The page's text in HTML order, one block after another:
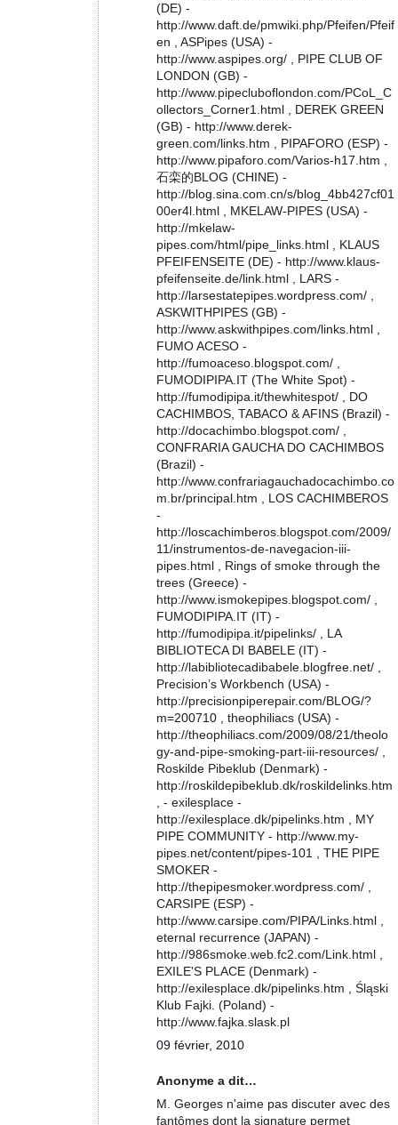
(DE) -
http://www.daft.de/pmwiki.php/Pfeifen/Pfeif
en , ASPipes (USA) -
http://www.aspipes.org/ , PIPE CLUB OF
LONDON (GB) -
http://www.pipecluboflondon.com/PCoL_C
ollectors_Corner1.html , DEREK GREEN
(GB) - http://www.derek-
green.com/links.htm , PIPAFORO (ESP) -
http://www.pipaforo.com/Varios-h17.htm ,
石栾的BLOG (CHINE) -
http://blog.sina.com.cn/s/blog_4bb427cf01
00er4l.html , MKELAW-PIPES (USA) -
http://mkelaw-
pipes.com/html/pipe_links.html , KLAUS
PFEIFENSEITE (DE) - http://www.klaus-
pfeifenseite.de/link.html , LARS -
http://larsestatepipes.wordpress.com/ ,
ASKWITHPIPES (GB) -
http://www.askwithpipes.com/links.html ,
FUMO ACESO -
http://fumoaceso.blogspot.com/ ,
FUMODIPIPA.IT (The White Spot) -
http://fumodipipa.it/thewhitespot/ , DO
CACHIMBOS, TABACO & AFINS (Brazil) -
http://docachimbo.blogspot.com/ ,
CONFRARIA GAUCHA DO CACHIMBOS
(Brazil) -
http://www.confrariagauchadocachimbo.co
m.br/principal.htm , LOS CACHIMBEROS
-
http://loscachimberos.blogspot.com/2009/
11/instrumentos-de-navegacion-iii-
pipes.html , Rings of smoke through the
trees (Greece) -
http://www.ismokepipes.blogspot.com/ ,
FUMODIPIPA.IT (IT) -
http://fumodipipa.it/pipelinks/ , LA
BIBLIOTECA DI BABELE (IT) -
http://labibliotecadibabele.blogfree.net/ ,
Precision’s Workbench (USA) -
http://precisionpiperepair.com/BLOG/?
m=200710 , theophiliacs (USA) -
http://theophiliacs.com/2009/08/21/theolo
gy-and-pipe-smoking-part-iii-resources/ ,
Roskilde Pibeklub (Denmark) -
http://roskildepibeklub.dk/roskildelinks.htm
, - exilesplace -
http://exilesplace.dk/pipelinks.htm , MY
PIPE COMMUNITY - http://www.my-
pipes.net/content/pipes-101 , THE PIPE
SMOKER -
http://thepipesmoker.wordpress.com/ ,
CARSIPE (ESP) -
http://www.carsipe.com/PIPA/Links.html ,
eternal recurrence (JAPAN) -
http://986smoke.web.fc2.com/Link.html ,
EXILE'S PLACE (Denmark) -
http://exilesplace.dk/pipelinks.htm , Śląski
Klub Fajki. (Poland) -
http://www.fajka.slask.pl
09 février, 2010
Anonyme a dit…
M. Georges n'aime pas discuter avec des
fantômes dont la signature permet